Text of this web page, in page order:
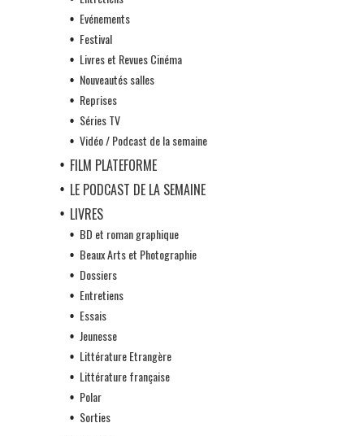
Evénements
Festival
Livres et Revues Cinéma
Nouveautés salles
Reprises
Séries TV
Vidéo / Podcast de la semaine
FILM PLATEFORME
LE PODCAST DE LA SEMAINE
LIVRES
BD et roman graphique
Beaux Arts et Photographie
Dossiers
Entretiens
Essais
Jeunesse
Littérature Etrangère
Littérature française
Polar
Sorties